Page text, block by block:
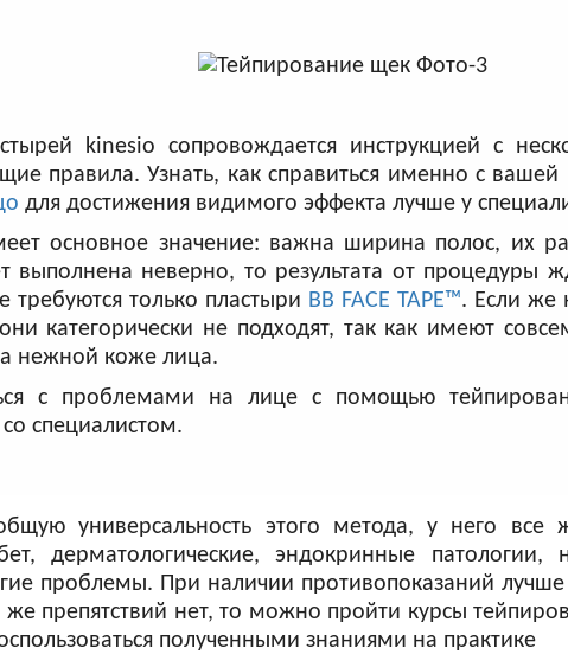
kinesio сопровождается инструкцией с
правила. Узнать, как справиться именно с вашей
для достижения видимого эффекта лучше у
основное значение: важна ширина полос, их
выполнена неверно, то результата от процедуры
требуются только пластыри BB FACE TAPE™. Если же
категорически не подходят, так как имеют
нежной коже лица.‎
с проблемами на лице с помощью
со специалистом.
универсальность этого метода, у него все
дерматологические, эндокринные
проблемы. При наличии противопоказаний
же препятствий нет, то можно пройти курсы
полученными знаниями на практике